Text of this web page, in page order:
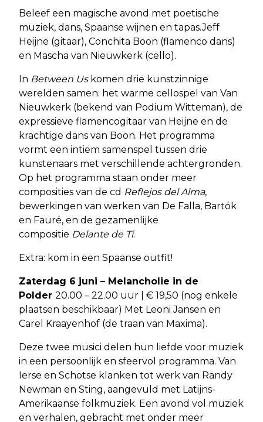
Beleef een magische avond met poetische
muziek, dans, Spaanse wijnen en tapas.Jeff
Heijne (gitaar), Conchita Boon (flamenco dans)
en Mascha van Nieuwkerk (cello).
In Between Uskomen drie kunstzinnige
werelden samen: het warme cellospel van Van
Nieuwkerk (bekend van Podium Witteman), de
expressieve flamencogitaar van Heijne en de
krachtige dans van Boon. Het programma
vormt een intiem samenspel tussen drie
kunstenaars met verschillende achtergronden.
Op het programma staan onder meer
composities van de cd Reflejos del Alma,
bewerkingen van werken van De Falla, Bartók
en Fauré, en de gezamenlijke
compositie Delante de Ti.
Extra: kom in een Spaanse outfit!
Zaterdag 6 juni – Melancholie in de
Polder 20.00 – 22.00 uur | € 19,50 (nog enkele
plaatsen beschikbaar) Met Leoni Jansen en
Carel Kraayenhof (de traan van Maxima).
Deze twee musici delen hun liefde voor muziek
in een persoonlijk en sfeervol programma. Van
Ierse en Schotse klanken tot werk van Randy
Newman en Sting, aangevuld met Latijns-
Amerikaanse folkmuziek. Een avond vol muziek
en verhalen, gebracht met onder meer